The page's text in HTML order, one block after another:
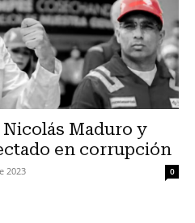
Maduro y
en corrupción
2023 0